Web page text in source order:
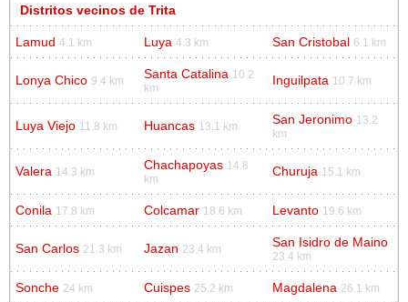
Distritos vecinos de Trita
Lamud 4.1 km Luya 4.3 km San Cristobal 6.1 km
Lonya Chico 9.4 km Santa Catalina 10.2
km
Inguilpata 10.7 km
Luya Viejo 11.8 km Huancas 13.1 km San Jeronimo 13.2
km
Valera 14.3 km Chachapoyas 14.8
km
Churuja 15.1 km
Conila 17.8 km Colcamar 18.6 km Levanto 19.6 km
San Carlos 21.3 km Jazan 23.4 km San Isidro de Maino
23.4 km
Sonche 24 km Cuispes 25.2 km Magdalena 26.1 km